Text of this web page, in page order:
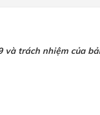
và trách nhiệm của